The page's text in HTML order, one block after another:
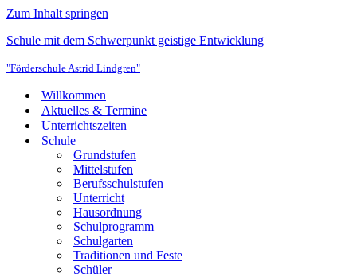
Zum Inhalt springen
Schule mit dem Schwerpunkt geistige Entwicklung
"Förderschule Astrid Lindgren"
Willkommen
Aktuelles & Termine
Unterrichtszeiten
Schule
Grundstufen
Mittelstufen
Berufsschulstufen
Unterricht
Hausordnung
Schulprogramm
Schulgarten
Traditionen und Feste
Schüler